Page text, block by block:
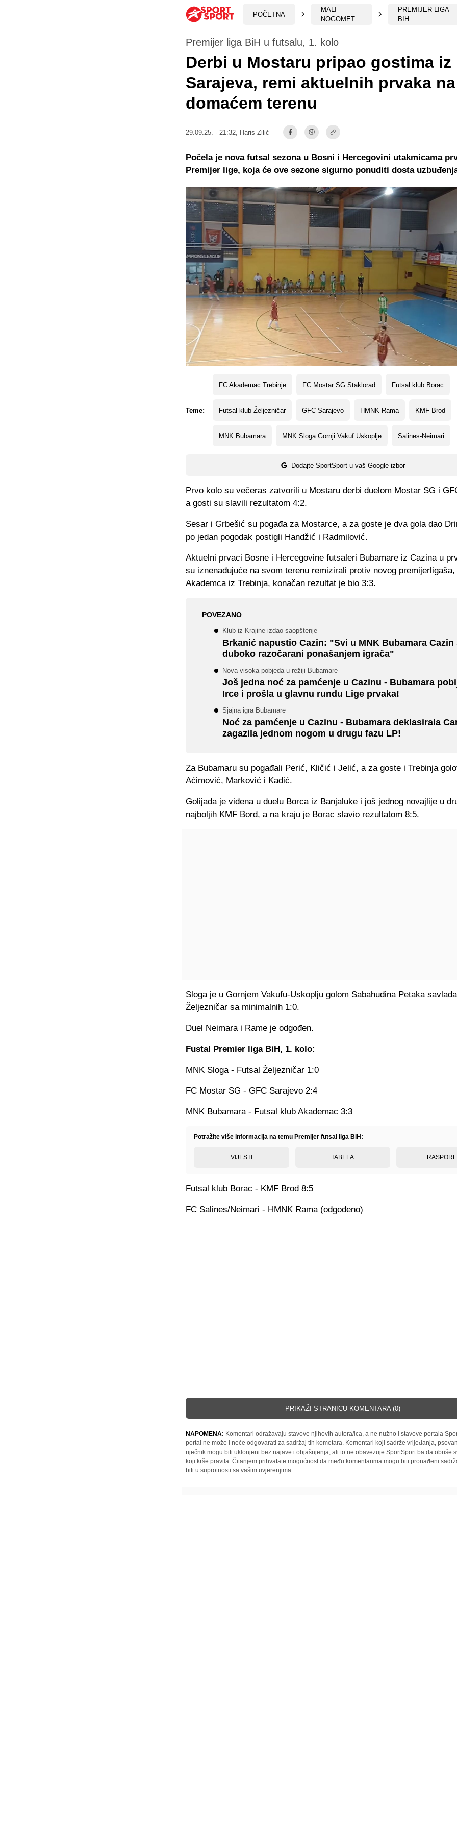
POČETNA
MALI
NOGOMET
PREMIJER LIGA
BIH
Premijer liga BiH u futsalu, 1. kolo
Derbi u Mostaru pripao gostima iz
Sarajeva, remi aktuelnih prvaka na
domaćem terenu
29.09.25. - 21:32, Haris Zilić
Teme:
FC Akademac Trebinje FC Mostar SG Staklorad Futsal klub Borac
Futsal klub Željezničar GFC Sarajevo HMNK Rama KMF Brod
MNK Bubamara MNK Sloga Gornji Vakuf Uskoplje Salines-Neimari
Dodajte SportSport u vaš Google izbor
Počela je nova futsal sezona u Bosni i Hercegovini utakmicama
Premijer lige, koja će ove sezone sigurno ponuditi dosta
Prvo kolo su večeras zatvorili u Mostaru derbi duelom Mostar SG i
a gosti su slavili rezultatom 4:2.
Sesar i Grbešić su pogađa za Mostarce, a za goste je dva gola dao
po jedan pogodak postigli Handžić i Radmilović.
Aktuelni prvaci Bosne i Hercegovine futsaleri Bubamare iz Cazina u
su iznenađujuće na svom terenu remizirali protiv novog premijerligaša,
Akademca iz Trebinja, konačan rezultat je bio 3:3.
POVEZANO
Klub iz Krajine izdao saopštenje
Brkanić napustio Cazin: "Svi u MNK Bubamara Cazin
duboko razočarani ponašanjem igrača"
Nova visoka pobjeda u režiji Bubamare
Još jedna noć za pamćenje u Cazinu - Bubamara
Irce i prošla u glavnu rundu Lige prvaka!
Sjajna igra Bubamare
Noć za pamćenje u Cazinu - Bubamara deklasirala
zagazila jednom nogom u drugu fazu LP!
Za Bubamaru su pogađali Perić, Kličić i Jelić, a za goste i Trebinja
Aćimović, Marković i Kadić.
Golijada je viđena u duelu Borca iz Banjaluke i još jednog novajlije u
najboljih KMF Bord, a na kraju je Borac slavio rezultatom 8:5.
Sloga je u Gornjem Vakufu-Uskoplju golom Sabahudina Petaka
Željezničar sa minimalnih 1:0.
Duel Neimara i Rame je odgođen.
Fustal Premier liga BiH, 1. kolo:
MNK Sloga - Futsal Željezničar 1:0
FC Mostar SG - GFC Sarajevo 2:4
MNK Bubamara - Futsal klub Akademac 3:3
Potražite više informacija na temu Premijer futsal liga BiH:
VIJESTI TABELA
Futsal klub Borac - KMF Brod 8:5
FC Salines/Neimari - HMNK Rama (odgođeno)
PRIKAŽI STRANICU KOMENTARA (0)
NAPOMENA: Komentari odražavaju stavove njihovih autora/ica, a ne nužno i stavove portala
portal ne može i neće odgovarati za sadržaj tih kometara. Komentari koji sadrže vrijeđanja,
riječnik mogu biti uklonjeni bez najave i objašnjenja, ali to ne obavezuje SportSport.ba da obriše
koji krše pravila. Čitanjem prihvatate mogućnost da među komentarima mogu biti pronađeni
biti u suprotnosti sa vašim uvjerenjima.